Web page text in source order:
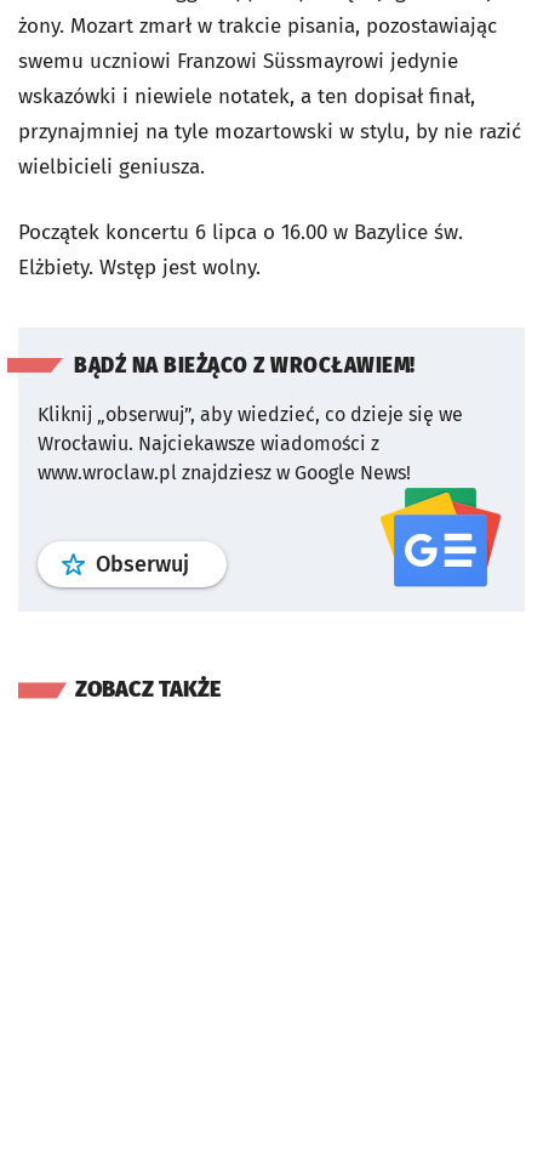
żony. Mozart zmarł w trakcie pisania, pozostawiając
swemu uczniowi Franzowi Süssmayrowi jedynie
wskazówki i niewiele notatek, a ten dopisał finał,
przynajmniej na tyle mozartowski w stylu, by nie razić
wielbicieli geniusza.
Początek koncertu 6 lipca o 16.00 w Bazylice św.
Elżbiety. Wstęp jest wolny.
BĄDŹ NA BIEŻĄCO Z WROCŁAWIEM!
Kliknij „obserwuj”, aby wiedzieć, co dzieje się we
Wrocławiu. Najciekawsze wiadomości z
www.wroclaw.pl znajdziesz w Google News!
Obserwuj profil serwisu
ZOBACZ TAKŻE